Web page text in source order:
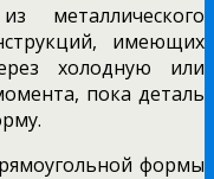
металлического
имеющих
холодную или
пока деталь
формы